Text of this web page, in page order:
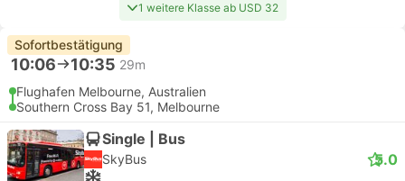
1 weitere Klasse ab USD 32
Sofortbestätigung
10:06 10:35 29m
Flughafen Melbourne, Australien
Southern Cross Bay 51, Melbourne
Single | Bus
SkyBus 5.0